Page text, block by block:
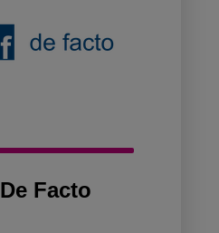
De Facto